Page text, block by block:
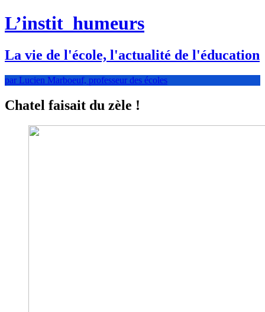
L’instit humeurs
La vie de l'école, l'actualité de l'éducation
par Lucien Marboeuf, professeur des écoles
Chatel faisait du zèle !